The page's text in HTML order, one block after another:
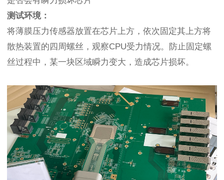
测试环境：
将薄膜压力传感器放置在芯片上方，依次固定其上方将
散热装置的四周螺丝，观察CPU受力情况。防止固定螺
丝过程中，某一块区域瞬力变大，造成芯片损坏。